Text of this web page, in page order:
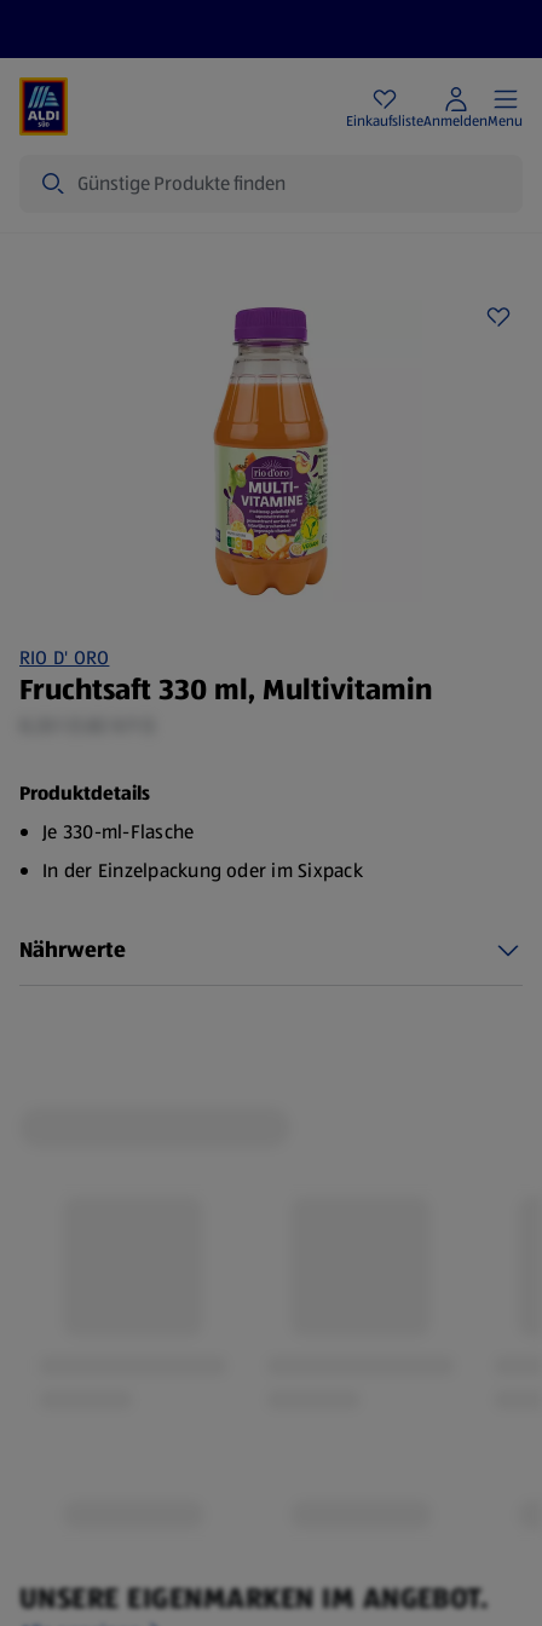
EinkaufslisteAnmeldenMenu
RIO D' ORO
Fruchtsaft 330 ml, Multivitamin
Produktdetails
Je 330-ml-Flasche
In der Einzelpackung oder im Sixpack
Nährwerte
UNSERE EIGENMARKEN IM ANGEBOT.